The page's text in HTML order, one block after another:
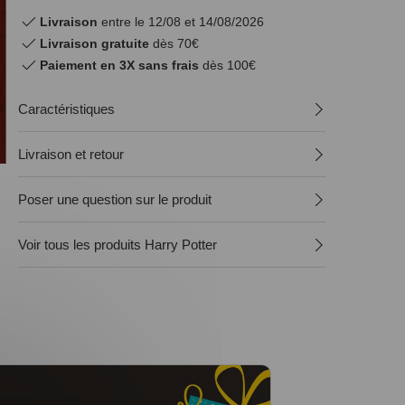
Livraison entre le 12/08 et 14/08/2026
Livraison gratuite dès 70€
Paiement en 3X sans frais dès 100€
Caractéristiques
Livraison et retour
Poser une question sur le produit
Voir tous les produits Harry Potter